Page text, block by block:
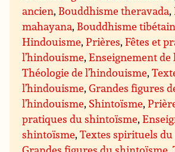
ancien, Bouddhisme theravada,
mahayana, Bouddhisme
Hindouisme,Prières,Fêtes et
l’hindouisme,Enseignement de
Théologie de l’hindouisme,
l’hindouisme,Grandes figures
l’hindouisme, Shintoïsme,
pratiques du shintoïsme,
shintoïsme,Textes spirituels